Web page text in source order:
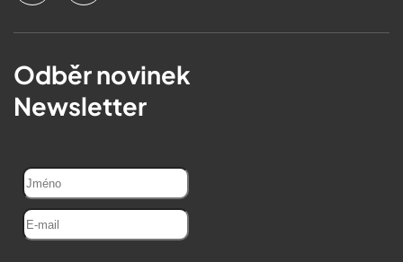
Odběr novinek
Newsletter